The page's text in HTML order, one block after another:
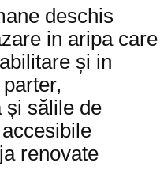
deschis
in aripa care
și in
și sălile de
renovate